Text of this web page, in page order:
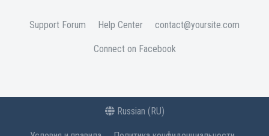
Support Forum Help Center contact@yoursite.com
Connect on Facebook
Russian (RU)